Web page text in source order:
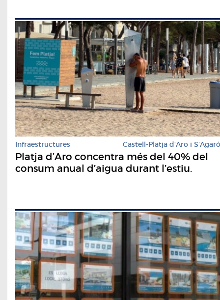
Infraestructures Castell-Platja d'Aro i S'Agaró
​Platja d’Aro concentra més del 40% del
consum anual d’aigua durant l’estiu.